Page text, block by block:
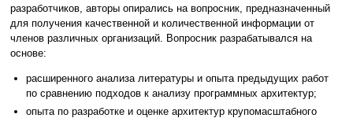
разработчиков, авторы опирались на вопросник, предназначенный
для получения качественной и количественной информации от
членов различных организаций. Вопросник разрабатывался на
основе:
расширенного анализа литературы и опыта предыдущих работ
по сравнению подходов к анализу программных архитектур;
опыта по разработке и оценке архитектур крупомасштабного